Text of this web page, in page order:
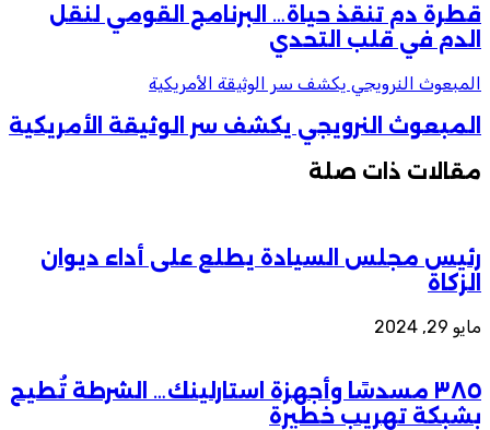
قطرة دم تنقذ حياة… البرنامج القومي لنقل
الدم في قلب التحدي
المبعوث النرويجي يكشف سر الوثيقة الأمريكية
المبعوث النرويجي يكشف سر الوثيقة الأمريكية
مقالات ذات صلة
رئيس مجلس السيادة يطلع على أداء ديوان
الزكاة
مايو 29, 2024
٣٨٥ مسدسًا وأجهزة استارلينك… الشرطة تُطيح
بشبكة تهريب خطيرة